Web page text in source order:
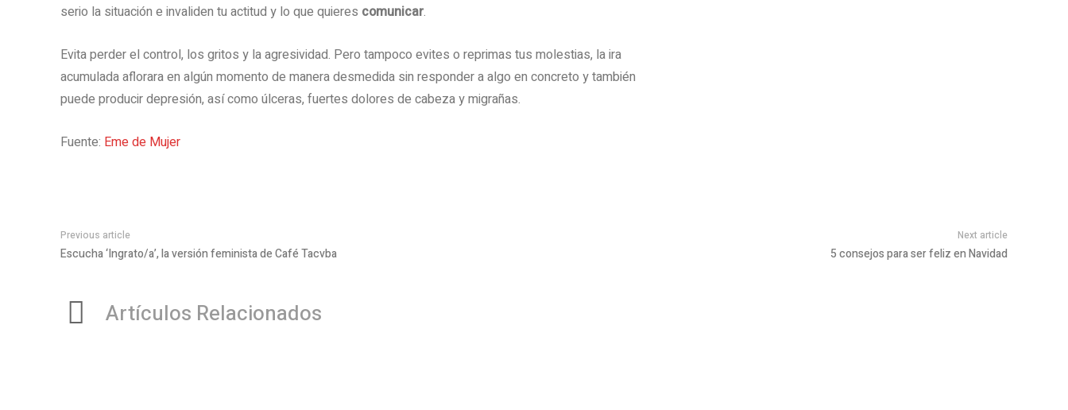
serio la situación e invaliden tu actitud y lo que quieres comunicar.
Evita perder el control, los gritos y la agresividad. Pero tampoco evites o reprimas tus molestias, la ira
acumulada aflorara en algún momento de manera desmedida sin responder a algo en concreto y también
puede producir depresión, así como úlceras, fuertes dolores de cabeza y migrañas.
Fuente: Eme de Mujer
Previous article
Escucha ‘Ingrato/a’, la versión feminista de Café Tacvba
Next article
5 consejos para ser feliz en Navidad
Artículos Relacionados